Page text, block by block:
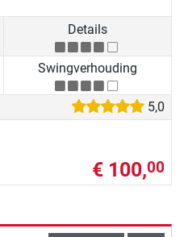
Details
Swingverhouding
5,0
€ 100,00